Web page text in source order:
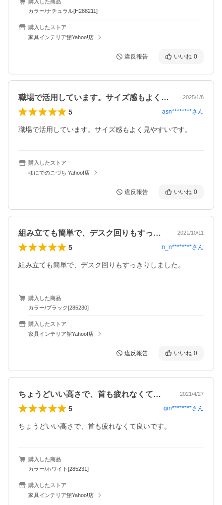
購入した商品
カラー/ナチュラル[H288211]
購入したストア
家具インテリア館Yahoo!店
違反報告 いいね 0
職場で活用しています。サイズ感もよく見… 2025/1/8
5 asn********さん
職場で活用しています。サイズ感もよく見やすいです。
購入したストア
ゆにでのこづち Yahoo!店
違反報告 いいね 0
組み立ても簡単で、デスク回りもすっきり… 2021/10/11
5 n_n********さん
組み立ても簡単で、デスク回りもすっきりしました。
購入した商品
カラー/ブラック[285230]
購入したストア
家具インテリア館Yahoo!店
違反報告 いいね 0
ちょうどいい高さで、首も疲れなくて良い… 2021/4/27
5 gin********さん
ちょうどいい高さで、首も疲れなくて良いです。
購入した商品
カラー/ホワイト[285231]
購入したストア
家具インテリア館Yahoo!店